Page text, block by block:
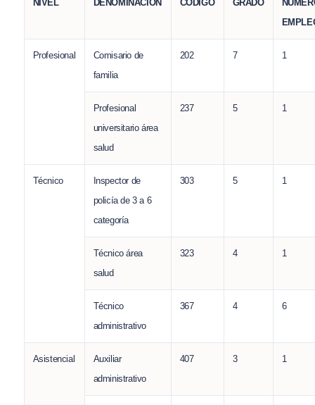
NIVEL DENOMINACIÓN CÓDIGO GRADO
Profesional
Comisario de
familia
202 7 1
Profesional
universitario área
salud
237 5 1
Técnico
Inspector de
policía de 3 a 6
categoría
303 5 1
Técnico área
salud
323 4 1
Técnico
administrativo
367 4 6
Asistencial
Auxiliar
administrativo
407 3 1